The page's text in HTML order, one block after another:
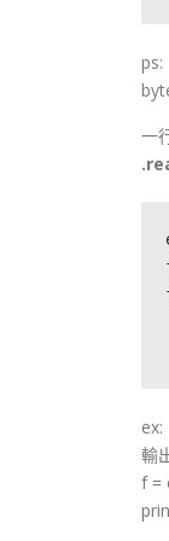
ps:
一
ex:
輸
f =